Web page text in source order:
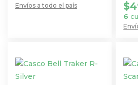
elegir
de
producto
en
la
Envíos a todo el país
variantes.
Las
$
6